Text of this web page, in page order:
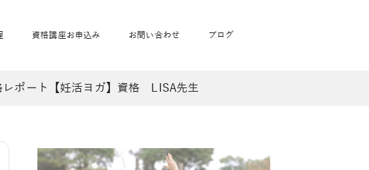
ッズヨガ通学
ンヨガ®通学
JAHAnavi Lesson
オンライン講座
資格講座お申込み お問い合わせ ブログ
ポート【妊活ヨガ】資格 LISA先生